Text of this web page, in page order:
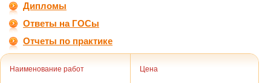
Дипломы
Ответы на ГОСы
Отчеты по практике
Наименование работ Цена